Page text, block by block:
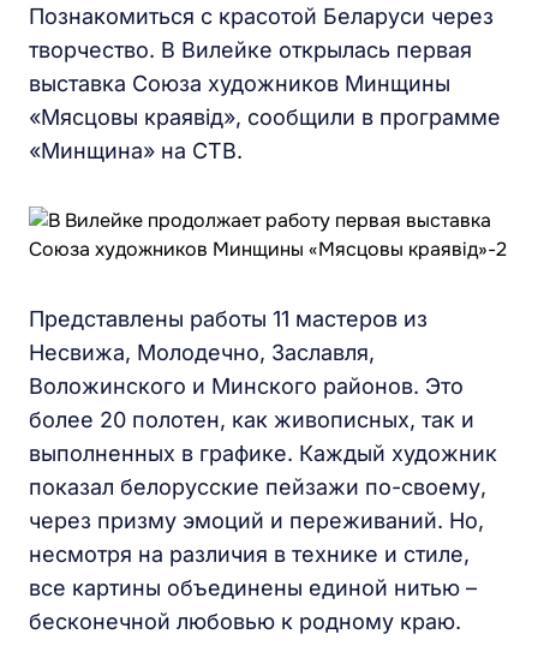
Познакомиться с красотой Беларуси через
творчество. В Вилейке открылась первая
выставка Союза художников Минщины
«Мясцовы краявiд», сообщили в программе
«Минщина» на СТВ.
Представлены работы 11 мастеров из
Несвижа, Молодечно, Заславля,
Воложинского и Минского районов. Это
более 20 полотен, как живописных, так и
выполненных в графике. Каждый художник
показал белорусские пейзажи по-своему,
через призму эмоций и переживаний. Но,
несмотря на различия в технике и стиле,
все картины объединены единой нитью –
бесконечной любовью к родному краю.